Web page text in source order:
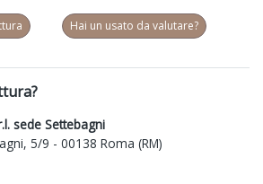
Hai un usato da valutare?
sede Settebagni
5/9 - 00138 Roma (RM)